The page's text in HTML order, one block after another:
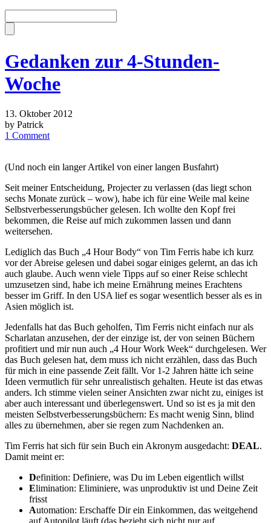
Gedanken zur 4-Stunden-
Woche
13. Oktober 2012
by Patrick
1 Comment
(Und noch ein langer Artikel von einer langen Busfahrt)
Seit meiner Entscheidung, Projecter zu verlassen (das liegt schon
sechs Monate zurück – wow), habe ich für eine Weile mal keine
Selbstverbesserungsbücher gelesen. Ich wollte den Kopf frei
bekommen, die Reise auf mich zukommen lassen und dann
weitersehen.
Lediglich das Buch „4 Hour Body“ von Tim Ferris habe ich kurz
vor der Abreise gelesen und dabei sogar einiges gelernt, an das ich
auch glaube. Auch wenn viele Tipps auf so einer Reise schlecht
umzusetzen sind, habe ich meine Ernährung meines Erachtens
besser im Griff. In den USA lief es sogar wesentlich besser als es in
Asien möglich ist.
Jedenfalls hat das Buch geholfen, Tim Ferris nicht einfach nur als
Scharlatan anzusehen, der der einzige ist, der von seinen Büchern
profitiert und mir nun auch „4 Hour Work Week“ durchgelesen. Wer
das Buch gelesen hat, dem muss ich nicht erzählen, dass das Buch
für mich in eine passende Zeit fällt. Vor 1-2 Jahren hätte ich seine
Ideen vermutlich für sehr unrealistisch gehalten. Heute ist das etwas
anders. Ich stimme vielen seiner Ansichten zwar nicht zu, einiges ist
aber auch interessant und überlegenswert. Und so ist es ja mit den
meisten Selbstverbesserungsbüchern: Es macht wenig Sinn, blind
alles zu übernehmen, aber sie regen zum Nachdenken an.
Tim Ferris hat sich für sein Buch ein Akronym ausgedacht: DEAL.
Damit meint er:
Definition: Definiere, was Du im Leben eigentlich willst
Elimination: Eliminiere, was unproduktiv ist und Deine Zeit
frisst
Automation: Erschaffe Dir ein Einkommen, das weitgehend
auf Autopilot läuft (das bezieht sich nicht nur auf